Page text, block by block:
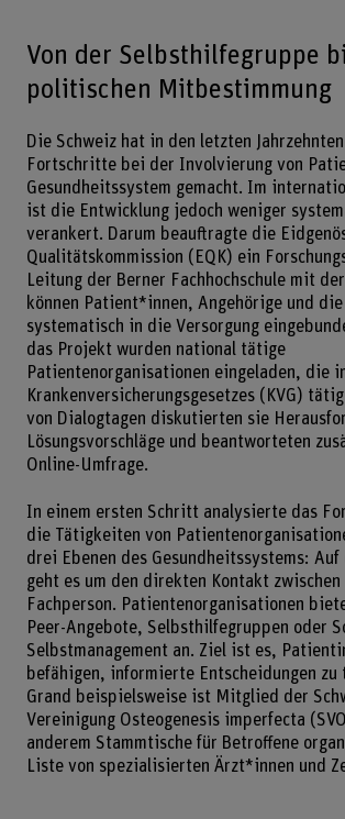
Von der Selbsthilfegruppe
politischen Mitbestimmung
Die Schweiz hat in den letzten
Fortschritte bei der Involvierung von
Gesundheitssystem gemacht. Im
ist die Entwicklung jedoch weniger
verankert. Darum beauftragte die
Qualitätskommission (EQK) ein
Leitung der Berner Fachhochschule mit
können Patient*innen, Angehörige und
systematisch in die Versorgung
das Projekt wurden national tätige
Patientenorganisationen eingeladen, die
Krankenversicherungsgesetzes (KVG)
von Dialogtagen diskutierten sie
Lösungsvorschläge und beantworteten
Online-Umfrage.
In einem ersten Schritt analysierte das
die Tätigkeiten von
drei Ebenen des Gesundheitssystems:
geht es um den direkten Kontakt
Fachperson. Patientenorganisationen
Peer-Angebote, Selbsthilfegruppen oder
Selbstmanagement an. Ziel ist es,
befähigen, informierte Entscheidungen zu
Grand beispielsweise ist Mitglied der
Vereinigung Osteogenesis imperfecta
anderem Stammtische für Betroffene
Liste von spezialisierten Ärzt*innen und